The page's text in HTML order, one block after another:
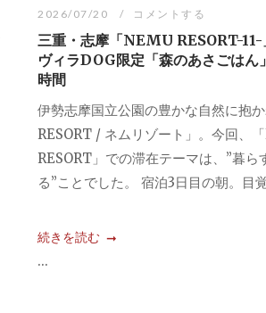
2026/07/20 コメントする
三重・志摩「NEMU RESORT-11-
ヴィラDOG限定「森のあさごはん
時間
伊勢志摩国立公園の豊かな自然に抱
RESORT / ネムリゾート」。今回、
RESORT」での滞在テーマは、”暮ら
る”ことでした。 宿泊3日目の朝。目
続きを読む
...